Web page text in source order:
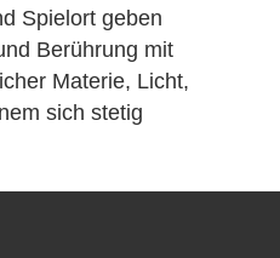
Spielort geben
Berührung mit
Materie, Licht,
sich stetig